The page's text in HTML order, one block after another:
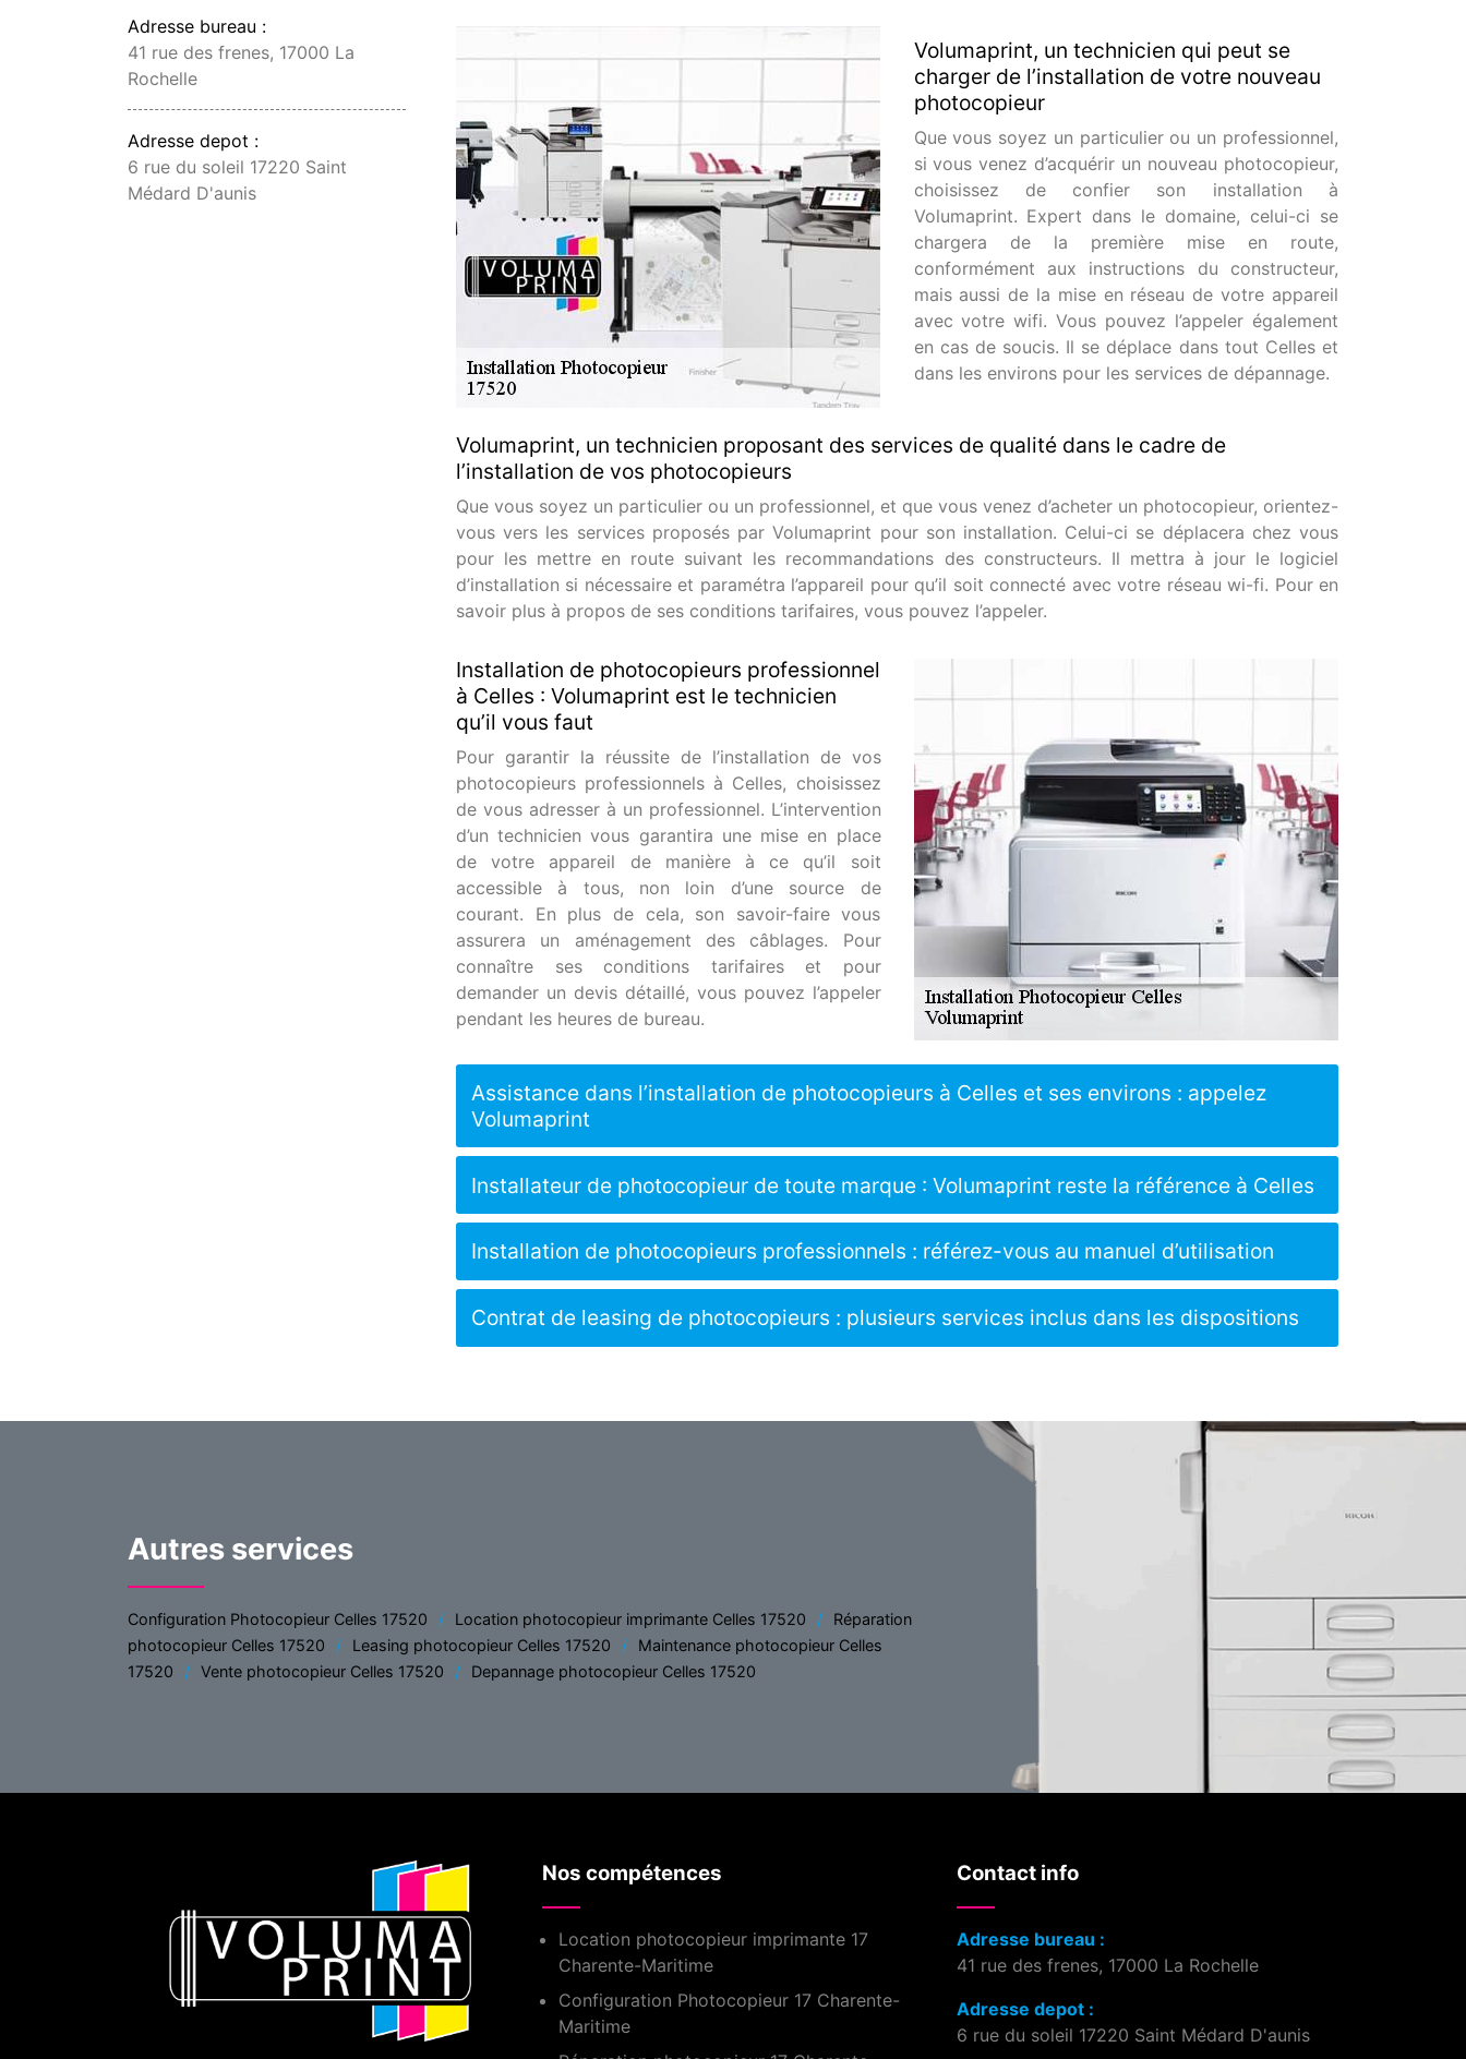
Adresse bureau :
41 rue des frenes, 17000 La
Rochelle
Adresse depot :
6 rue du soleil 17220 Saint
Médard D'aunis
Volumaprint, un technicien qui peut se
charger de l’installation de votre nouveau
photocopieur
Que vous soyez un particulier ou un professionnel,
si vous venez d’acquérir un nouveau photocopieur,
choisissez de confier son installation à
Volumaprint. Expert dans le domaine, celui-ci se
chargera de la première mise en route,
conformément aux instructions du constructeur,
mais aussi de la mise en réseau de votre appareil
avec votre wifi. Vous pouvez l’appeler également
en cas de soucis. Il se déplace dans tout Celles et
dans les environs pour les services de dépannage.
Volumaprint, un technicien proposant des services de qualité dans le cadre de
l’installation de vos photocopieurs
Que vous soyez un particulier ou un professionnel, et que vous venez d’acheter un photocopieur, orientez-
vous vers les services proposés par Volumaprint pour son installation. Celui-ci se déplacera chez vous
pour les mettre en route suivant les recommandations des constructeurs. Il mettra à jour le logiciel
d’installation si nécessaire et paramétra l’appareil pour qu’il soit connecté avec votre réseau wi-fi. Pour en
savoir plus à propos de ses conditions tarifaires, vous pouvez l’appeler.
Installation de photocopieurs professionnel
à Celles : Volumaprint est le technicien
qu’il vous faut
Pour garantir la réussite de l’installation de vos
photocopieurs professionnels à Celles, choisissez
de vous adresser à un professionnel. L’intervention
d’un technicien vous garantira une mise en place
de votre appareil de manière à ce qu’il soit
accessible à tous, non loin d’une source de
courant. En plus de cela, son savoir-faire vous
assurera un aménagement des câblages. Pour
connaître ses conditions tarifaires et pour
demander un devis détaillé, vous pouvez l’appeler
pendant les heures de bureau.
Assistance dans l’installation de photocopieurs à Celles et ses environs : appelez
Volumaprint
Installateur de photocopieur de toute marque : Volumaprint reste la référence à Celles
Installation de photocopieurs professionnels : référez-vous au manuel d’utilisation
Contrat de leasing de photocopieurs : plusieurs services inclus dans les dispositions
Autres services
Configuration Photocopieur Celles 17520 Location photocopieur imprimante Celles 17520
Réparation
photocopieur Celles 17520
Leasing photocopieur Celles 17520
Maintenance photocopieur Celles
17520
Vente photocopieur Celles 17520 Depannage photocopieur Celles 17520
Nos compétences
Location photocopieur imprimante 17
Charente-Maritime
Configuration Photocopieur 17 Charente-
Maritime
Contact info
Adresse bureau :
41 rue des frenes, 17000 La Rochelle
Adresse depot :
6 rue du soleil 17220 Saint Médard D'aunis